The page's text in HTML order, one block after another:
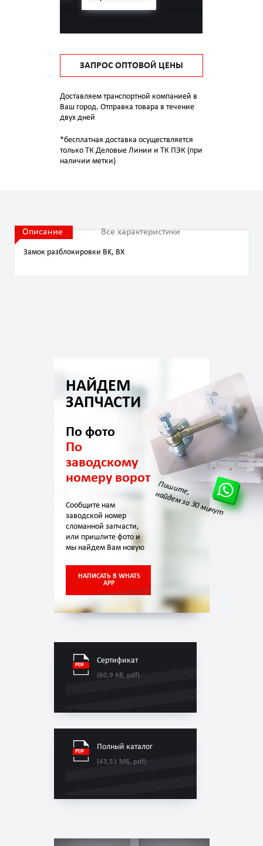
ЗАПРОС ОПТОВОЙ ЦЕНЫ
Доставляем транспортной компанией в
Ваш город. Отправка товара в течение
двух дней
*бесплатная доставка осуществляется
только ТК Деловые Линии и ТК ПЭК (при
наличии метки)
НАЙДЕМ
ЗАПЧАСТИ
По фото
По
заводскому
номеру ворот
Сообщите нам
заводской номер
сломанной запчасти,
или пришлите фото и
мы найдем Вам новую
НАПИСАТЬ В WHATS
APP
Пишите,
найдем за 30 минут
Сертификат
(60,9 КБ, pdf)
Полный каталог
(43,51 МБ, pdf)
Описание Все характеристики
Замок разблокировки BK, BX